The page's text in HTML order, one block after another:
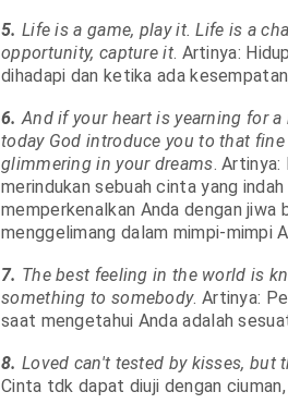
5. Life is a game, play it. Life is a
opportunity, capture it. Artinya:
dihadapi dan ketika ada
6.And if your heart is yearning for
today God introduce you to that
glimmering in your dreams. Artinya:
merindukan sebuah cinta yang
memperkenalkan Anda dengan jiwa
menggelimang dalam mimpi-mimpi
7. The best feeling in the world is
something to somebody. Artinya:
saat mengetahui Anda adalah
8. Loved can't tested by kisses, but
Cinta tdk dapat diuji dengan